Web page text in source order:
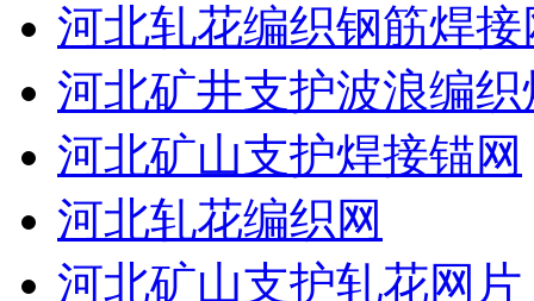
河北轧花编织钢筋焊接
河北矿井支护波浪编
河北矿山支护焊接锚网
河北轧花编织网
河北矿山支护轧花网片